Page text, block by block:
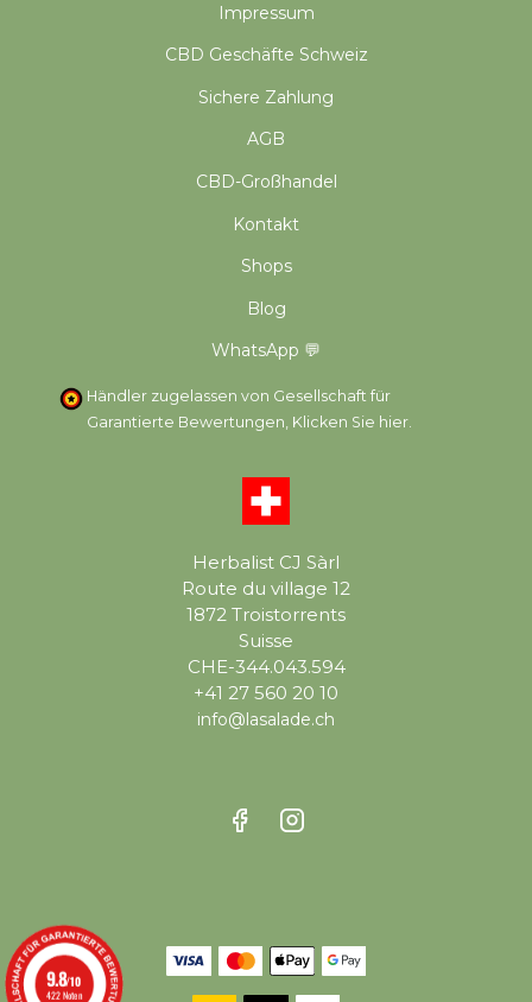
Herbalist CJ Sàrl
Route du village 12
1872 Troistorrents
Suisse
CHE-344.043.594
+41 27 560 20 10
info@lasalade.ch
Impressum
CBD Geschäfte Schweiz
Sichere Zahlung
AGB
CBD-Großhandel
Kontakt
Shops
Blog
WhatsApp 💬
Händler zugelassen von Gesellschaft für
Garantierte Bewertungen, Klicken Sie hier.
9.8/10
422 Noten